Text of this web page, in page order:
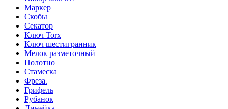
Маркер
Скобы
Секатор
Ключ Torx
Ключ шестигранник
Мелок разметочный
Полотно
Стамеска
Фреза.
Грифель
Рубанок